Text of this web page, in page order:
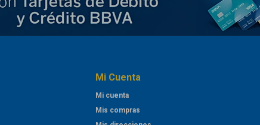
Mi Cuenta
Mi cuenta
Mis compras